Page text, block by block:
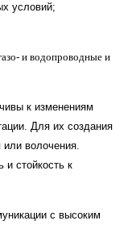
условий;
и водопроводные и
к изменениям
Для их создания
или волочения.
стойкость к
с высоким